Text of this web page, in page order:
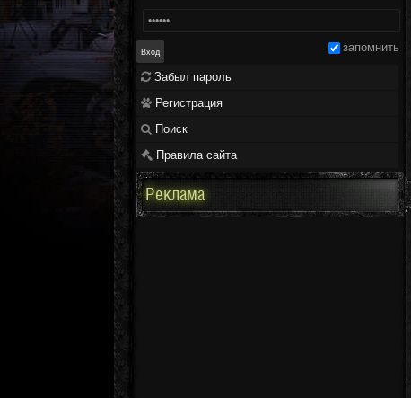
запомнить
Забыл пароль
Регистрация
Поиск
Правила сайта
Реклама